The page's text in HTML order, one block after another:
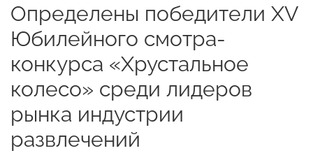
Определены победители XV
Юбилейного смотра-
конкурса «Хрустальное
колесо» среди лидеров
рынка индустрии
развлечений